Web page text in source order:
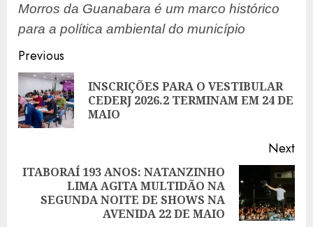
Morros da Guanabara é um marco histórico
para a política ambiental do município
Post
navigation
Previous
INSCRIÇÕES PARA O VESTIBULAR
CEDERJ 2026.2 TERMINAM EM 24 DE
MAIO
Next
post:
ITABORAÍ 193 ANOS: NATANZINHO
LIMA AGITA MULTIDÃO NA
SEGUNDA NOITE DE SHOWS NA
AVENIDA 22 DE MAIO